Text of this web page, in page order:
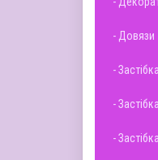
- Довязи
-
-
-